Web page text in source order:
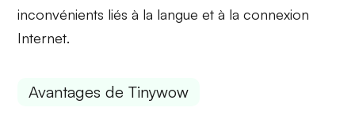
inconvénients liés à la langue et à la connexion
Internet.
Avantages de Tinywow